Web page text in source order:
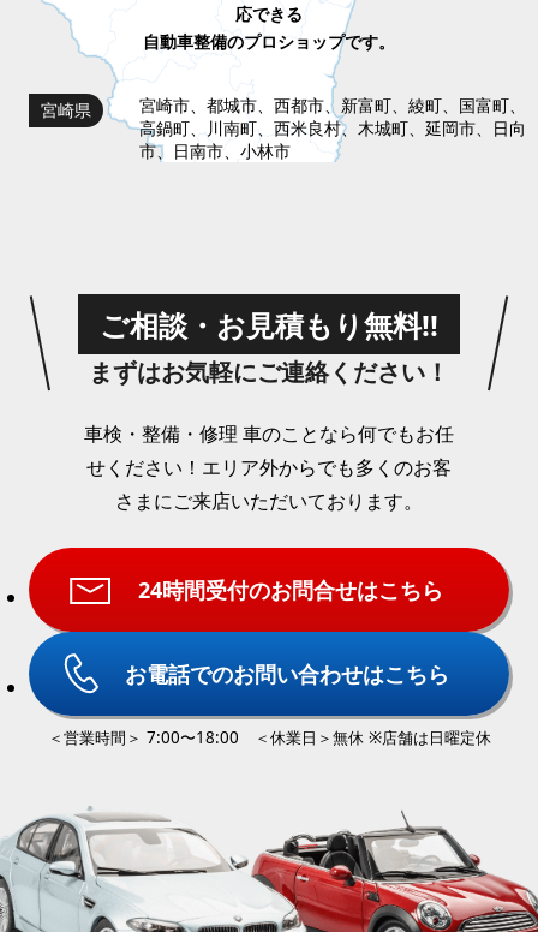
応できる
自動車整備のプロショップです。
宮崎県
宮崎市、都城市、西都市、新富町、綾町、国富町、
高鍋町、川南町、西米良村、木城町、延岡市、日向
市、日南市、小林市
ご相談・お見積もり無料!!
まずはお気軽にご連絡ください！
車検・整備・修理 車のことなら何でもお任
せください！ エリア外からでも多くのお客
さまにご来店いただいております。
24時間受付のお問合せはこちら
お電話でのお問い合わせはこちら
＜営業時間＞ 7:00〜18:00 ＜休業日＞無休 ※店舗は日曜定休